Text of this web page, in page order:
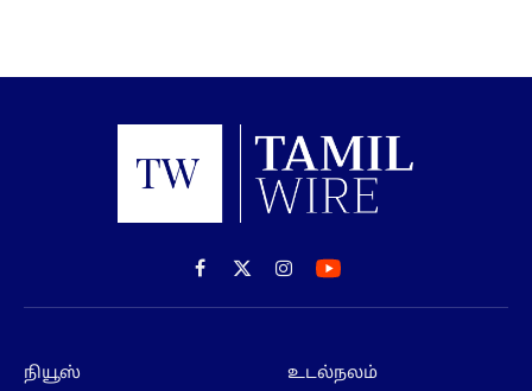
Facebook
X
(Twitter)
Instagram
நியூஸ் உடல்நலம்